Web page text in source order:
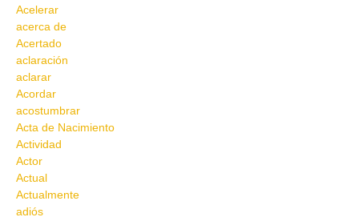
Acelerar
acerca de
Acertado
aclaración
aclarar
Acordar
acostumbrar
Acta de Nacimiento
Actividad
Actor
Actual
Actualmente
adiós